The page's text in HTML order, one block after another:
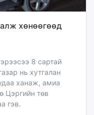
хөнөөгөөд
8 сартай
нь хутгалан
ханаж, амиа
Цэргийн төв
гэв.